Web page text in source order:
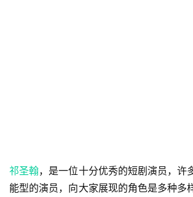
祁圣翰，是一位十分优秀的短剧演员，许
能型的演员，向大家展现的角色是多种多